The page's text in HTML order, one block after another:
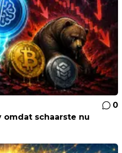
0
omdat schaarste nu